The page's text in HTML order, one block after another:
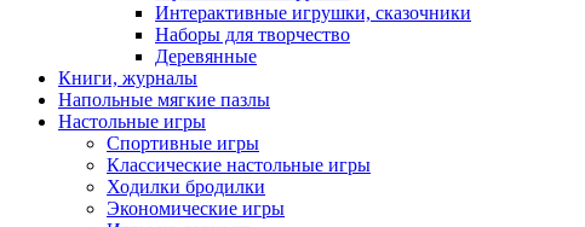
Интерактивные игрушки, сказочники
Наборы для творчество
Деревянные
Книги, журналы
Напольные мягкие пазлы
Настольные игры
Спортивные игры
Классические настольные игры
Ходилки бродилки
Экономические игры